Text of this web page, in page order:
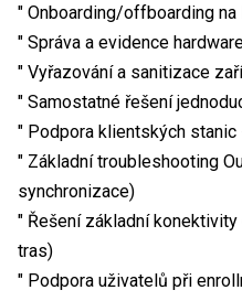
" Onboarding/offboarding na
" Správa a evidence
" Vyřazování a sanitizace
" Samostatné řešení
" Podpora klientských stanic
" Základní troubleshooting
synchronizace)
" Řešení základní
tras)
" Podpora uživatelů při